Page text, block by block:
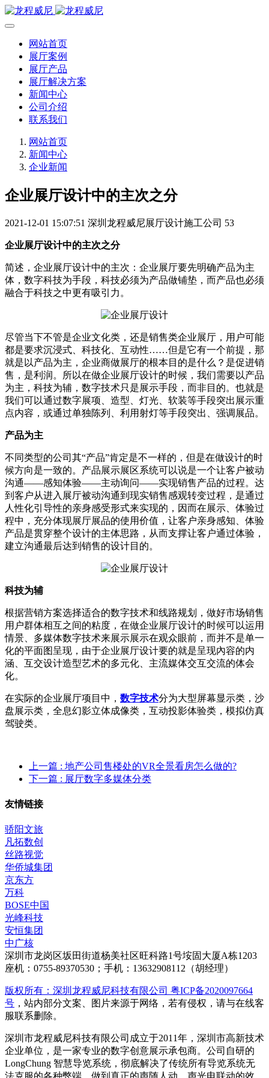
网站首页
展厅案例
展厅产品
展厅解决方案
新闻中心
公司介绍
联系我们
网站首页
新闻中心
企业新闻
企业展厅设计中的主次之分
2021-12-01 15:07:51 深圳龙程威尼展厅设计施工公司 53
企业展厅设计中的主次之分
简述，企业展厅设计中的主次：企业展厅要先明确产品为主
体，数字科技为手段，科技必须为产品做铺垫，而产品也必须
融合于科技之中更有吸引力。
尽管当下不管是企业文化类，还是销售类企业展厅，用户可能
都是要求沉浸式、科技化、互动性……但是它有一个前提，那
就是以产品为主，企业商做展厅的根本目的是什么？是促进销
售，是利润。所以在做企业展厅设计的时候，我们需要以产品
为主，科技为辅，数字技术只是展示手段，而非目的。也就是
我们可以通过数字展项、造型、灯光、软装等手段突出展示重
点内容，或通过单独陈列、利用射灯等手段突出、强调展品。
产品为主
不同类型的公司其“产品”肯定是不一样的，但是在做设计的时
候方向是一致的。产品展示展区系统可以说是一个让客户被动
沟通——感知体验——主动询问——实现销售产品的过程。达
到客户从进入展厅被动沟通到现实销售感观转变过程，是通过
人性化引导性的亲身感受形式来实现的，因而在展示、体验过
程中，充分体现展厅展品的使用价值，让客户亲身感知、体验
产品是贯穿整个设计的主体思路，从而支撑让客户通过体验，
建立沟通最后达到销售的设计目的。
科技为辅
根据营销方案选择适合的数字技术和线路规划，做好市场销售
用户群体相互之间的粘度，在做企业展厅设计的时候可以运用
情景、多媒体数字技术来展示展示在观众眼前，而并不是单一
化的平面图呈现，由于企业展厅设计要的就是呈现內容的内
涵、互交设计造型艺术的多元化、主流媒体交互交流的体会
化。
在实际的企业展厅项目中， 数字技术分为大型屏幕显示类，沙
盘展示类，全息幻影立体成像类，互动投影体验类，模拟仿真
驾驶类。
上一篇 : 地产公司售楼处的VR全景看房怎么做的?
下一篇 : 展厅数字多媒体分类
友情链接
骄阳文旅
凡拓数创
丝路视觉
华侨城集团
京东方
万科
BOSE中国
光峰科技
安恒集团
中广核
深圳市龙岗区坂田街道杨美社区旺科路1号垵固大厦A栋1203
座机：0755-89370530；手机：13632908112（胡经理）
版权所有：深圳龙程威尼科技有限公司 粤ICP备2020097664
号 ，站内部分文案、图片来源于网络，若有侵权，请与在线客
服联系删除。
深圳市龙程威尼科技有限公司成立于2011年，深圳市高新技术
企业单位，是一家专业的数字创意展示承包商。公司自研的
LongChung 智慧导览系统，彻底解决了传统所有导览系统无